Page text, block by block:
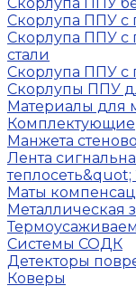
Скорлупа ППУ с
Скорлупа ППУ с
стали
Скорлупа ППУ с
Скорлупы ППУ
Материалы для
Комплектующие
Манжета
Лента
Маты
Металлическая
Системы СОДК
Детекторы
Коверы